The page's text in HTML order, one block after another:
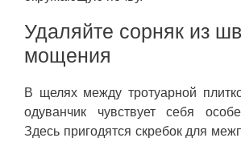
Удаляйте сорняк из
мощения
В щелях между тротуарной
одуванчик чувствует себя
Здесь пригодятся скребок для